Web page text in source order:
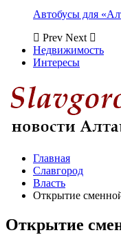
Автобусы для
Prev Next
Недвижимость
Интересы
Главная
Славгород
Власть
Открытие
Открытие